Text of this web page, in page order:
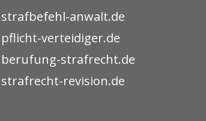
anwalt.de
verteidiger.de
strafrecht.de
revision.de